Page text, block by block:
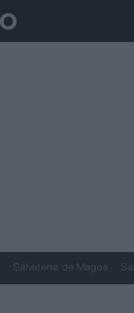
Salvaterra de Magos